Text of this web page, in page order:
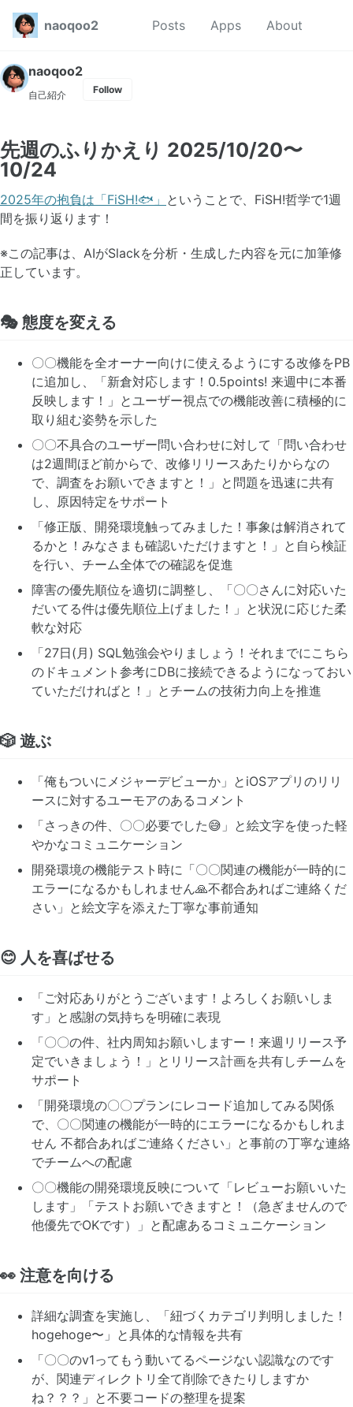
Skip to primary navigation
Skip to content
Skip to footer
naoqoo2
Posts Apps About
naoqoo2
自己紹介 Follow
先週のふりかえり 2025/10/20〜
10/24
2025年の抱負は「FiSH!🐟」 ということで、FiSH!哲学で1週
間を振り返ります！
※この記事は、AIがSlackを分析・生成した内容を元に加筆修
正しています。
🎭 態度を変える
〇〇機能を全オーナー向けに使えるようにする改修をPB
に追加し、「新倉対応します！0.5points! 来週中に本番
反映します！」とユーザー視点での機能改善に積極的に
取り組む姿勢を示した
〇〇不具合のユーザー問い合わせに対して「問い合わせ
は2週間ほど前からで、改修リリースあたりからなの
で、調査をお願いできますと！」と問題を迅速に共有
し、原因特定をサポート
「修正版、開発環境触ってみました！事象は解消されて
るかと！みなさまも確認いただけますと！」と自ら検証
を行い、チーム全体での確認を促進
障害の優先順位を適切に調整し、「〇〇さんに対応いた
だいてる件は優先順位上げました！」と状況に応じた柔
軟な対応
「27日(月) SQL勉強会やりましょう！それまでにこちら
のドキュメント参考にDBに接続できるようになっておい
ていただければと！」とチームの技術力向上を推進
🎲 遊ぶ
「俺もついにメジャーデビューか」とiOSアプリのリリ
ースに対するユーモアのあるコメント
「さっきの件、〇〇必要でした😅」と絵文字を使った軽
やかなコミュニケーション
開発環境の機能テスト時に「〇〇関連の機能が一時的に
エラーになるかもしれません🙏不都合あればご連絡くだ
さい」と絵文字を添えた丁寧な事前通知
😊 人を喜ばせる
「ご対応ありがとうございます！よろしくお願いしま
す」と感謝の気持ちを明確に表現
「〇〇の件、社内周知お願いしますー！来週リリース予
定でいきましょう！」とリリース計画を共有しチームを
サポート
「開発環境の〇〇プランにレコード追加してみる関係
で、〇〇関連の機能が一時的にエラーになるかもしれま
せん 不都合あればご連絡ください」と事前の丁寧な連絡
でチームへの配慮
〇〇機能の開発環境反映について「レビューお願いいた
します」「テストお願いできますと！（急ぎませんので
他優先でOKです）」と配慮あるコミュニケーション
👀 注意を向ける
詳細な調査を実施し、「紐づくカテゴリ判明しました！
hogehoge〜」と具体的な情報を共有
「〇〇のv1ってもう動いてるページない認識なのです
が、関連ディレクトリ全て削除できたりしますか
ね？？？」と不要コードの整理を提案